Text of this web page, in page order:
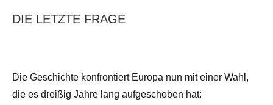
DIE LETZTE FRAGE
Die Geschichte konfrontiert Europa nun mit einer Wahl,
die es dreißig Jahre lang aufgeschoben hat: